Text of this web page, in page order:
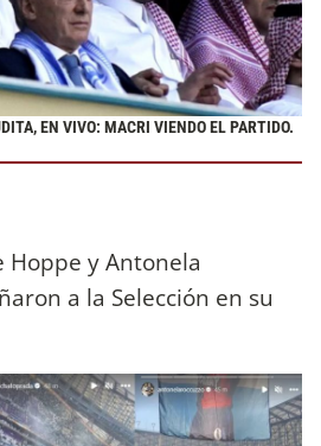
EN VIVO: MACRI VIENDO EL PARTIDO.
Hoppe y Antonela
a la Selección en su